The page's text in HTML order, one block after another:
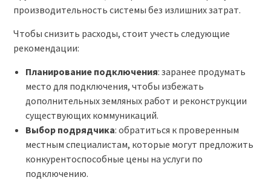
производительность системы без излишних затрат.
Чтобы снизить расходы, стоит учесть следующие
рекомендации:
Планирование подключения: заранее продумать
место для подключения, чтобы избежать
дополнительных земляных работ и реконструкции
существующих коммуникаций.
Выбор подрядчика: обратиться к проверенным
местным специалистам, которые могут предложить
конкурентоспособные цены на услуги по
подключению.